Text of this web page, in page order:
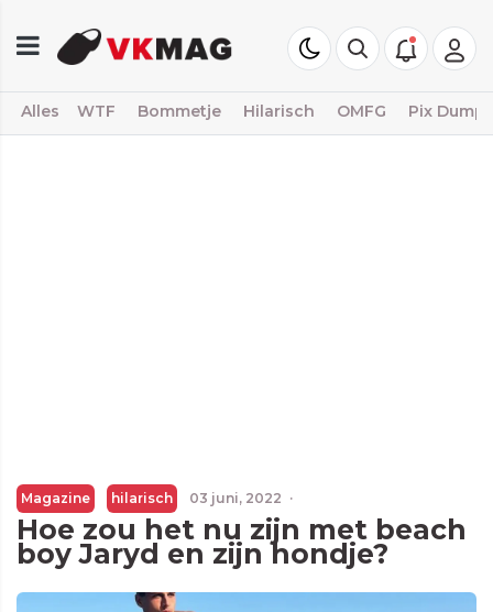
Alles WTF Bommetje Hilarisch OMFG Pix Dump
Magazine hilarisch 03 juni, 2022 ·
Hoe zou het nu zijn met beach
boy Jaryd en zijn hondje?